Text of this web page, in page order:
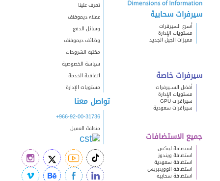
سيرفرات سحابية
أسرع السيرفرات
مستويات الإدارة
مميزات الجيل الجديد
سيرفرات خاصة
أفضل الســيرفرات
مستويات الإدارة
سيرافرات GPU
سيرافرات سعودية
جميع الاستضافات
استضافة لينكس
استضافة ويندوز
استضافة سعودية
استضافة الووردبريس
استضافة سحابية
تعرف علينا
عملاء ديموفنف
وسائل الدفع
وظائف ديموفنف
مكتبة الشروحات
سياسة الخصوصية
اتفاقية الخدمة
مستويات الإدارة
تواصل معنا
+966-92-00-31736
منطقة العميل